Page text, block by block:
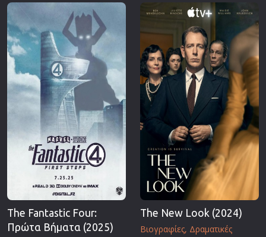
Επιστημονικής Φαντασίας
Ερωτικές
Ευρωπαικός Κινηματογράφος
Θρησκευτικές
Θρίλερ
Ιστορικές
Καταστροφής
Κλασσικές
The Fantastic Four:
Πρώτα Βήματα (2025)
The New Look (2024)
Βιογραφίες Δραματικές